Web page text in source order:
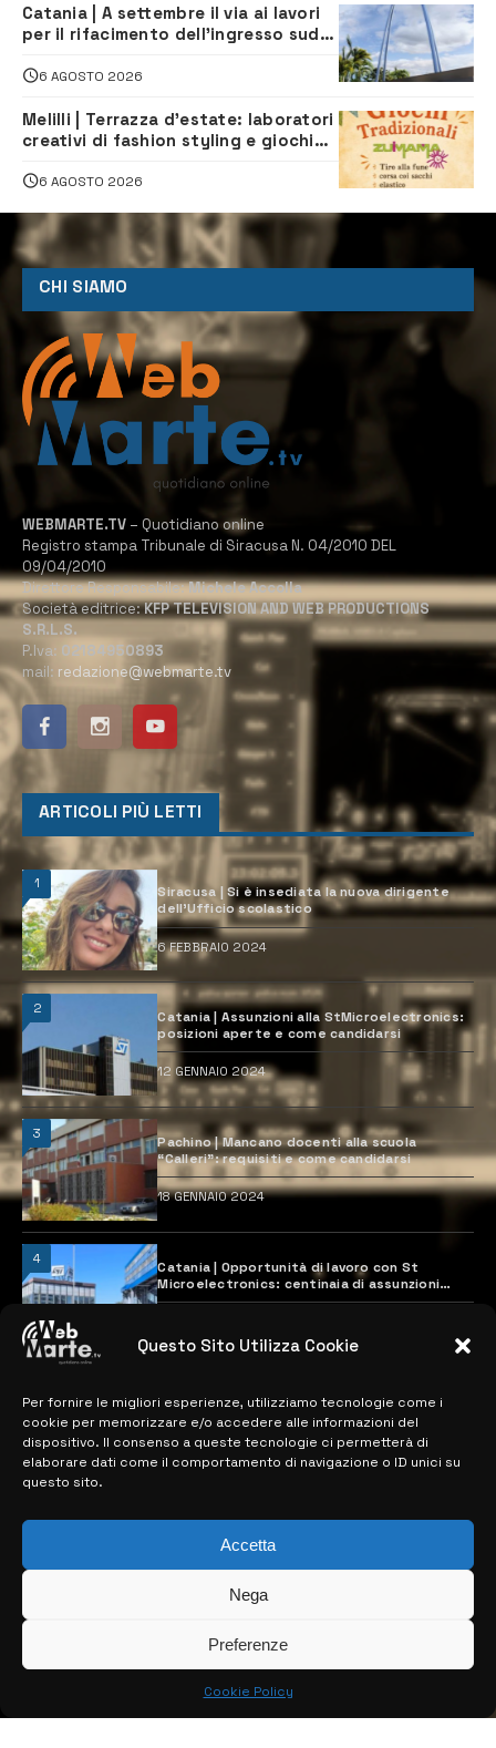
Questo Sito Utilizza Cookie
Per fornire le migliori esperienze, utilizziamo tecnologie come i
cookie per memorizzare e/o accedere alle informazioni del
dispositivo. Il consenso a queste tecnologie ci permetterà di
elaborare dati come il comportamento di navigazione o ID unici su
questo sito.
Accetta
Nega
Preferenze
Cookie Policy
Catania | A settembre il via ai lavori
per il rifacimento dell’ingresso sud
6 AGOSTO 2026
Melilli | Terrazza d’estate: laboratori
creativi di fashion styling e giochi
iscriversi
6 AGOSTO 2026
CHI SIAMO
WEBMARTE.TV – Quotidiano online
Registro stampa Tribunale di Siracusa N. 04/2010 DEL
09/04/2010
Direttore Responsabile:Michele Accolla
Società editrice:KFP TELEVISION AND WEB PRODUCTIONS
S.R.L.S.
P.Iva: 02184950893
mail: redazione@webmarte.tv
ARTICOLI PIÙ LETTI
1
Siracusa | Si è insediata la nuova dirigente
dell’Ufficio scolastico
6 FEBBRAIO 2024
2
Catania | Assunzioni alla StMicroelectronics:
posizioni aperte e come candidarsi
12 GENNAIO 2024
3
Pachino | Mancano docenti alla scuola
“Calleri”: requisiti e come candidarsi
18 GENNAIO 2024
4
Catania | Opportunità di lavoro con St
Microelectronics: centinaia di assunzioni
previste
MAPPA DEL SITO
> NOTIZIE